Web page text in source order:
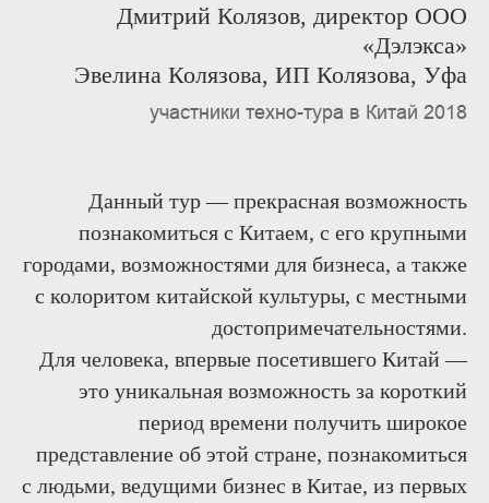
Дмитрий Колязов, директор ООО
«Дэлэкса»
Эвелина Колязова, ИП Колязова, Уфа
участники техно-тура в Китай 2018
Данный тур — прекрасная возможность
познакомиться с Китаем, с его крупными
городами, возможностями для бизнеса, а также
с колоритом китайской культуры, с местными
достопримечательностями.
Для человека, впервые посетившего Китай —
это уникальная возможность за короткий
период времени получить широкое
представление об этой стране, познакомиться
с людьми, ведущими бизнес в Китае, из первых